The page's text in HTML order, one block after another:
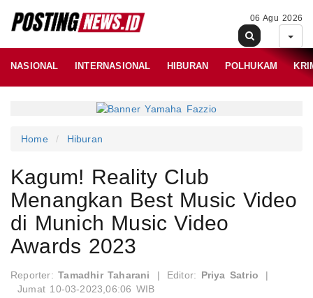
06 Agu 2026
NASIONAL INTERNASIONAL HIBURAN POLHUKAM
Home Hiburan
Kagum! Reality Club
Menangkan Best Music Video
di Munich Music Video
Awards 2023
Reporter:Tamadhir Taharani | Editor: Priya Satrio
|
Jumat 10-03-2023,06:06 WIB